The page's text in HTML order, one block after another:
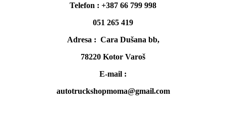
Telefon : +387 66 799 998
051 265 419
Adresa : Cara Dušana bb,
78220 Kotor Varoš
E-mail :
autotruckshopmoma@gmail.com